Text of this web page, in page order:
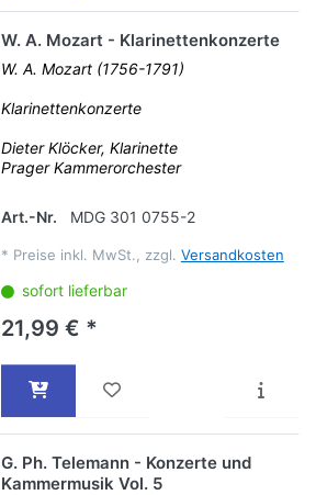
W. A. Mozart - Klarinettenkonzerte
W. A. Mozart (1756-1791)
Klarinettenkonzerte
Dieter Klöcker, Klarinette
Prager Kammerorchester
Art.-Nr. MDG 301 0755-2
* Preise inkl. MwSt., zzgl. Versandkosten
sofort lieferbar
21,99 € *
G. Ph. Telemann - Konzerte und
Kammermusik Vol. 5